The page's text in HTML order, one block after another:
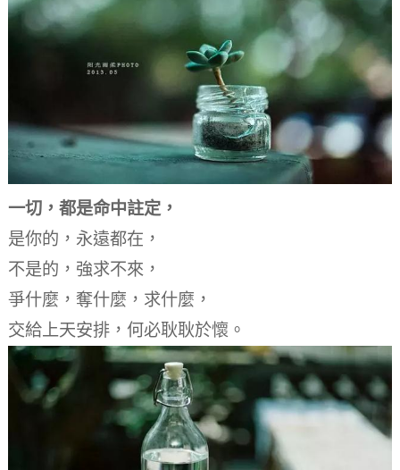
一切，都是命中註定，
是你的，永遠都在，
不是的，強求不來，
爭什麼，奪什麼，求什麼，
交給上天安排，何必耿耿於懷。